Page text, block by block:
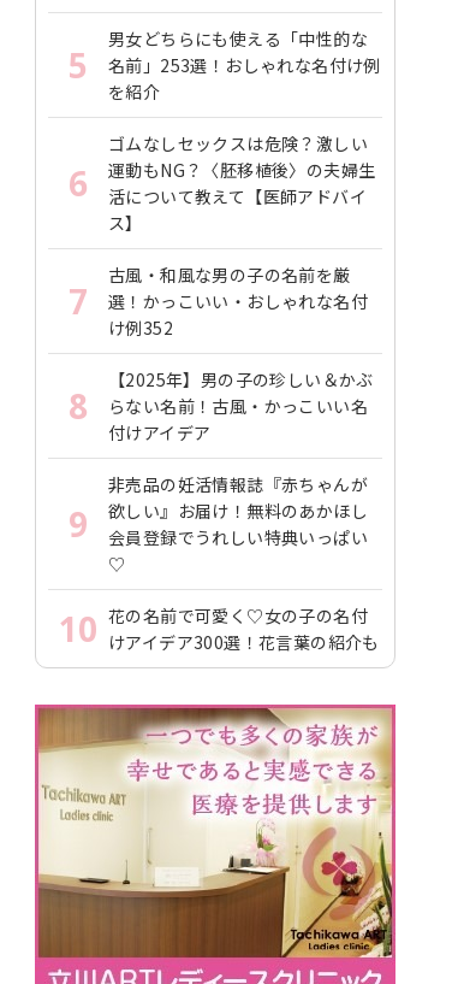
5
男女どちらにも使える「中性的な
名前」253選！おしゃれな名付け例
を紹介
6
ゴムなしセックスは危険？激しい
運動もNG？〈胚移植後〉の夫婦生
活について教えて【医師アドバイ
ス】
7
古風・和風な男の子の名前を厳
選！かっこいい・おしゃれな名付
け例352
8
【2025年】男の子の珍しい＆かぶ
らない名前！古風・かっこいい名
付けアイデア
9
非売品の妊活情報誌『赤ちゃんが
欲しい』お届け！無料のあかほし
会員登録でうれしい特典いっぱい
♡
10 花の名前で可愛く♡女の子の名付
けアイデア300選！花言葉の紹介も